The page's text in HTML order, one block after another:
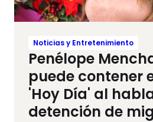
Noticias y Entretenimiento
Penélope
puede contener
'Hoy Día' al
detención de